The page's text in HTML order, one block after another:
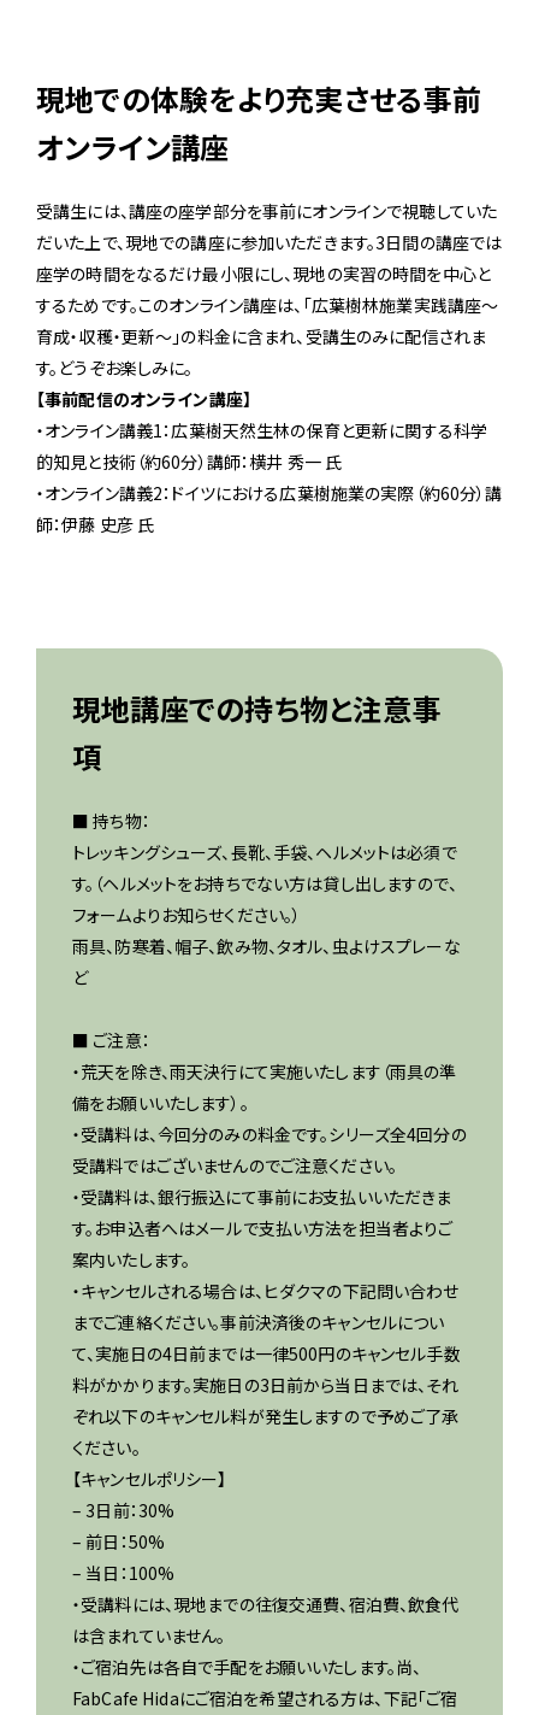
現地での体験をより充実させる事前
オンライン講座
受講生には、講座の座学部分を事前にオンラインで視聴していた
だいた上で、現地での講座に参加いただきます。3日間の講座では
座学の時間をなるだけ最小限にし、現地の実習の時間を中心と
するためです。このオンライン講座は、「広葉樹林施業実践講座〜
育成・収穫・更新〜」の料金に含まれ、受講生のみに配信されま
す。どうぞお楽しみに。
【事前配信のオンライン講座】
・オンライン講義1：広葉樹天然生林の保育と更新に関する科学
的知見と技術（約60分）講師：横井 秀一 氏
・オンライン講義2：ドイツにおける広葉樹施業の実際（約60分）講
師：伊藤 史彦 氏
現地講座での持ち物と注意事
項
■ 持ち物：
トレッキングシューズ、長靴、手袋、ヘルメットは必須で
す。（ヘルメットをお持ちでない方は貸し出しますので、
フォームよりお知らせください。）
雨具、防寒着、帽子、飲み物、タオル、虫よけスプレーな
ど
■ ご注意：
・荒天を除き、雨天決行にて実施いたします（雨具の準
備をお願いいたします）。
・受講料は、今回分のみの料金です。シリーズ全4回分の
受講料ではございませんのでご注意ください。
・受講料は、銀行振込にて事前にお支払いいただきま
す。お申込者へはメールで支払い方法を担当者よりご
案内いたします。
・キャンセルされる場合は、ヒダクマの下記問い合わせ
までご連絡ください。事前決済後のキャンセルについ
て、実施日の4日前までは一律500円のキャンセル手数
料がかかります。実施日の3日前から当日までは、それ
ぞれ以下のキャンセル料が発生しますので予めご了承
ください。
【キャンセルポリシー】
– 3日前：30%
– 前日：50%
– 当日：100%
・受講料には、現地までの往復交通費、宿泊費、飲食代
は含まれていません。
・ご宿泊先は各自で手配をお願いいたします。尚、
FabCafe Hidaにご宿泊を希望される方は、下記「ご宿